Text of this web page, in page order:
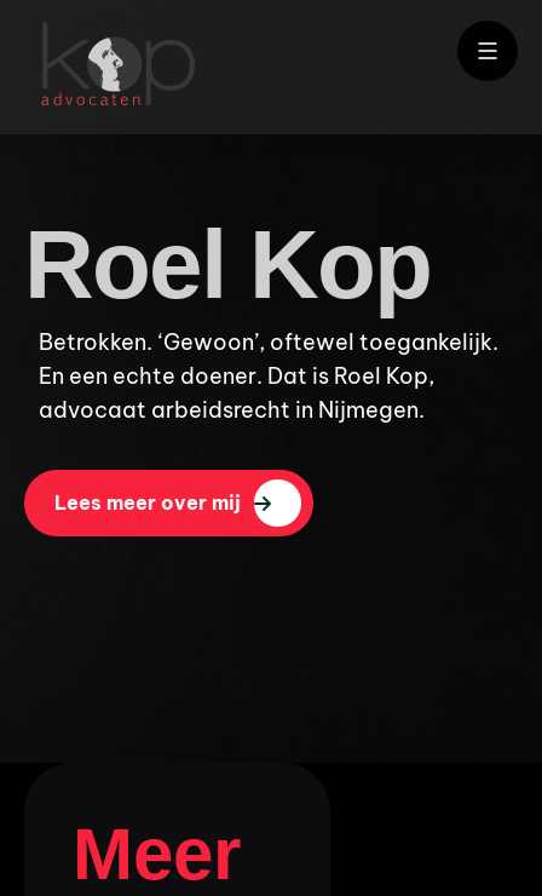
Roel Kop
Betrokken. ‘Gewoon’, oftewel toegankelijk.
En een echte doener. Dat is Roel Kop,
advocaat arbeidsrecht in Nijmegen.
Lees meer over mij
Meer